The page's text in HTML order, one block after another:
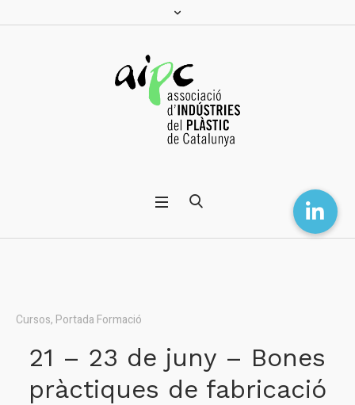
Cursos, Portada Formació
21 – 23 de juny – Bones
pràctiques de fabricació